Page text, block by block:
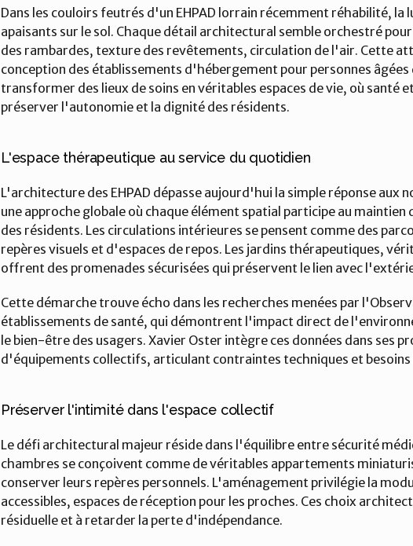
Dans les couloirs feutrés d'un EHPAD lorrain récemment réhabilité, la
apaisants sur le sol. Chaque détail architectural semble orchestré
des rambardes, texture des revêtements, circulation de l'air. Cette
conception des établissements d'hébergement pour personnes âgées
transformer des lieux de soins en véritables espaces de vie, où santé
préserver l'autonomie et la dignité des résidents.
L'espace thérapeutique au service du quotidien
L'architecture des EHPAD dépasse aujourd'hui la simple réponse aux
une approche globale où chaque élément spatial participe au
des résidents. Les circulations intérieures se pensent comme des
repères visuels et d'espaces de repos. Les jardins thérapeutiques,
offrent des promenades sécurisées qui préservent le lien avec
Cette démarche trouve écho dans les recherches menées par
établissements de santé, qui démontrent l'impact direct de
le bien-être des usagers. Xavier Oster intègre ces données dans ses
d'équipements collectifs, articulant contraintes techniques et besoins
Préserver l'intimité dans l'espace collectif
Le défi architectural majeur réside dans l'équilibre entre sécurité
chambres se conçoivent comme de véritables appartements
conserver leurs repères personnels. L'aménagement privilégie la
accessibles, espaces de réception pour les proches. Ces choix
résiduelle et à retarder la perte d'indépendance.